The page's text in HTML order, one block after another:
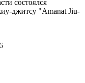
состоялся
джитсу "Amanat Jiu-